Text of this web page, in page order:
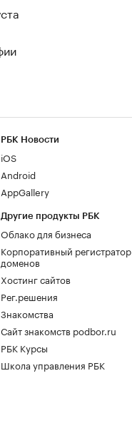
РБК Новости
iOS
Android
AppGallery
Другие продукты РБК
Облако для бизнеса
Корпоративный регистратор
доменов
Хостинг сайтов
Рег.решения
Знакомства
Сайт знакомств podbor.ru
РБК Курсы
Школа управления РБК